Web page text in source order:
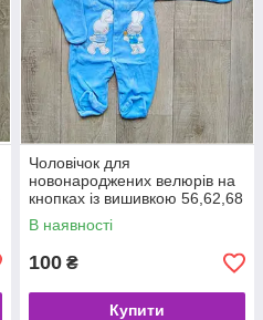
Чоловічок для
новонароджених велюрів на
кнопках із вишивкою 56,62,68
см 18(62)
В наявності
100 ₴
Купити